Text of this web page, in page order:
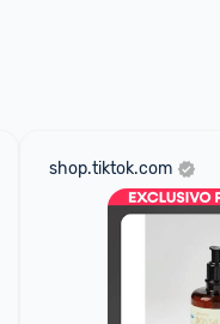
shop.tiktok.com